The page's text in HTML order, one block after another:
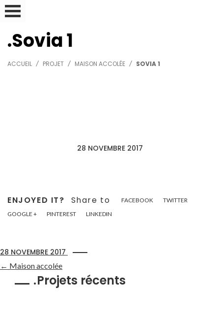
Sovia 1
ACCUEIL PROJET MAISON ACCOLÉE SOVIA 1
28 NOVEMBRE 2017
ENJOYED IT? Share to FACEBOOK
TWITTER
GOOGLE +
PINTEREST LINKEDIN
28 NOVEMBRE 2017
← Maison accolée
Projets récents